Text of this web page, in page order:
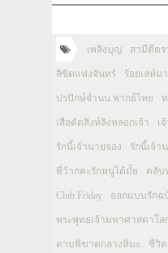
เพลิงบุญ สามีตีตร
ลิขิตแห่งจันทร์ ร้อยเล่ห์ม
ปรปักษ์จำนน พากย์ไทย
เสือตัดสิงห์ลิงหลอกเจ้า เ
รักนี้เจ้านายจอง รักนี้เจ้า
พี่ว้ากคะรักหนูได้มั้ย คลับ
Club Friday ออกแบบรักฉ
พระพุทธเจ้ามหาศาสดาโล
ดาบพิฆาตกลางหิมะ ชีวิต